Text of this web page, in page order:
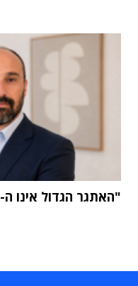
"האתגר הגדול אינו ה-AI אלא הטמעתה בארגון"